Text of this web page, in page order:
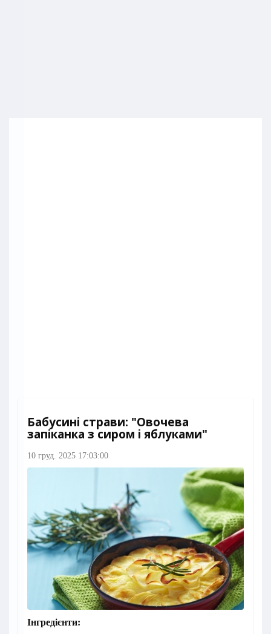
Бабусині страви: "Овочева
запіканка з сиром і яблуками"
10 груд. 2025 17:03:00
Інгредієнти: